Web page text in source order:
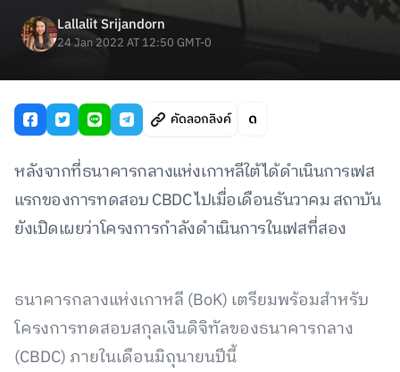
Lallalit Srijandorn
24 Jan 2022 AT 12:50 GMT-0
คัดลอกลิงค์
หลังจากที่ธนาคารกลางแห่งเกาหลีใต้ได้ดำเนินการเฟส
แรกของการทดสอบ CBDC ไปเมื่อเดือนธันวาคม สถาบัน
ยังเปิดเผยว่าโครงการกำลังดำเนินการในเฟสที่สอง
ธนาคารกลางแห่งเกาหลี (BoK) เตรียมพร้อมสำหรับ
โครงการทดสอบสกุลเงินดิจิทัลของธนาคารกลาง
(CBDC) ภายในเดือนมิถุนายนปีนี้